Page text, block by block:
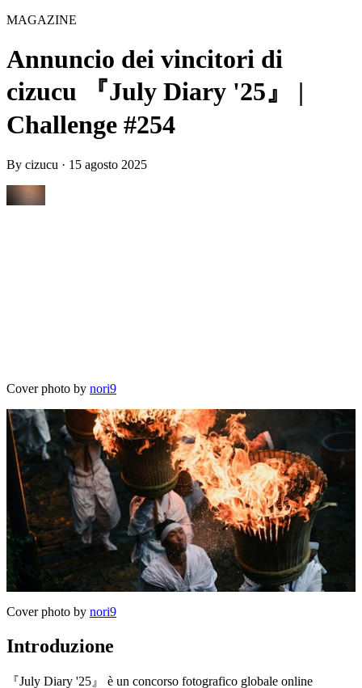
MAGAZINE
Annuncio dei vincitori di
cizucu 『July Diary '25』 |
Challenge #254
By cizucu · 15 agosto 2025
Cover photo by nori9
Cover photo by nori9
Introduzione
『July Diary '25』 è un concorso fotografico globale online